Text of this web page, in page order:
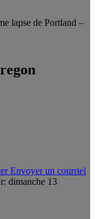
lapse de Portland –
Envoyer un courriel
dimanche 13